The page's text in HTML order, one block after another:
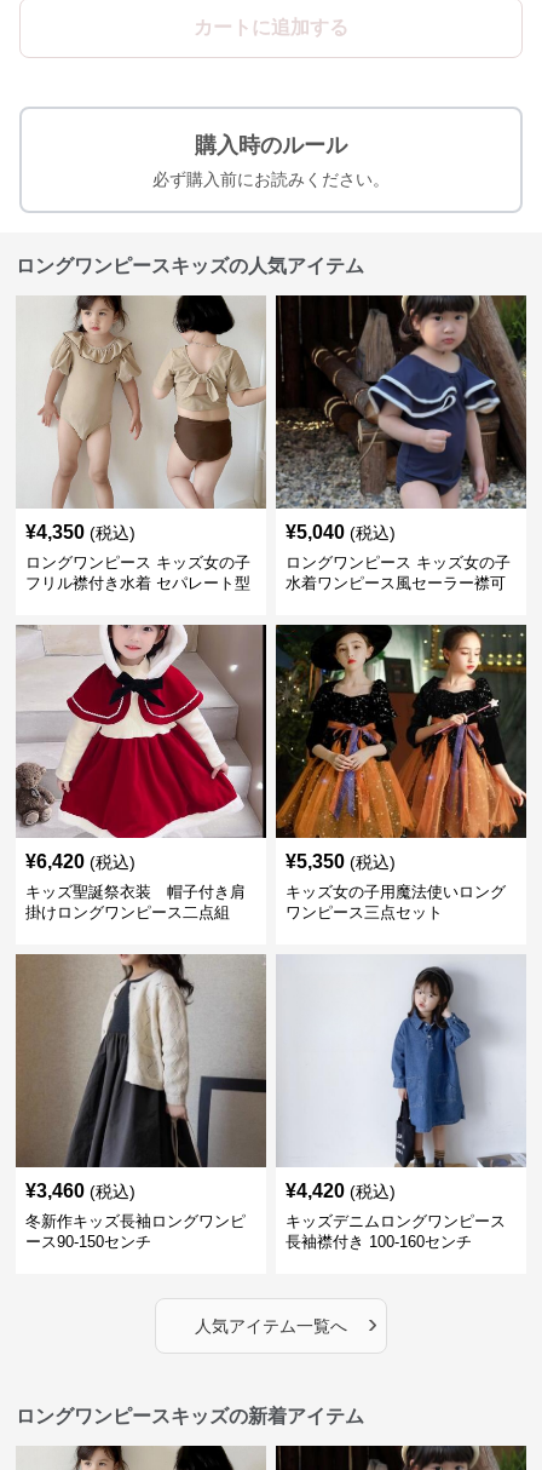
カートに追加する
購入時のルール
必ず購入前にお読みください。
ロングワンピースキッズの人気アイテム
¥4,350 (税込)
ロングワンピース キッズ女の子
フリル襟付き水着 セパレート型
¥5,040 (税込)
ロングワンピース キッズ女の子
水着ワンピース風セーラー襟可
¥6,420 (税込)
キッズ聖誕祭衣装 帽子付き肩
掛けロングワンピース二点組
¥5,350 (税込)
キッズ女の子用魔法使いロング
ワンピース三点セット
¥3,460 (税込)
冬新作キッズ長袖ロングワンピ
ース90-150センチ
¥4,420 (税込)
キッズデニムロングワンピース
長袖襟付き 100-160センチ
人気アイテム一覧へ ›
ロングワンピースキッズの新着アイテム